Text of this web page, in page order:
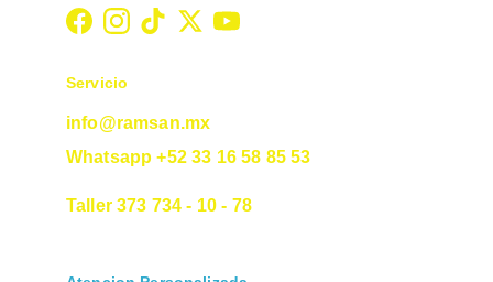
Servicio
info@ramsan.mx
Whatsapp +52 33 16 58 85 53
Taller 373 734 - 10 - 78